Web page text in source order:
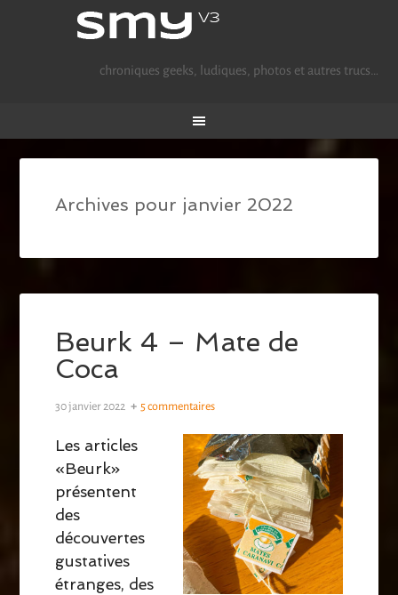
chroniques geeks, ludiques, photos et autres trucs…
Archives pour janvier 2022
Beurk 4 – Mate de
Coca
30 janvier 2022 5 commentaires
Les articles
«Beurk»
présentent
des
découvertes
gustatives
étranges, des